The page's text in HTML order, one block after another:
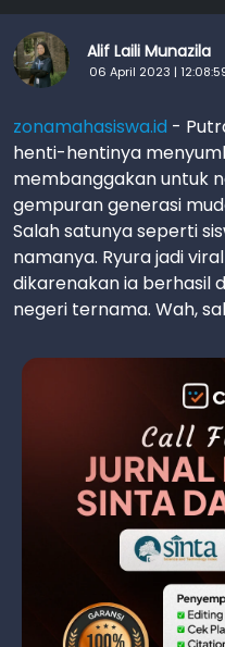
Alif Laili Munazila
06 April 2023 |
zonamahasiswa.id -
henti-hentinya
membanggakan untuk
gempuran generasi
Salah satunya seperti
namanya. Ryura jadi
dikarenakan ia berhasil
negeri ternama. Wah,